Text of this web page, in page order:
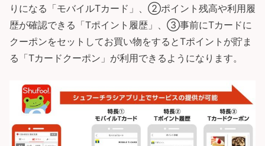
りになる「モバイルTカード」、②ポイント残高や利用履
歴が確認できる「Tポイント履歴」、③事前にTカードに
クーポンをセットしてお買い物をするとTポイントが貯ま
る「Tカードクーポン」が利用できるようになります。